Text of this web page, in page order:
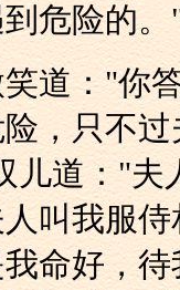
危险的
："你答
，只不
儿道："夫
叫我服
命好，